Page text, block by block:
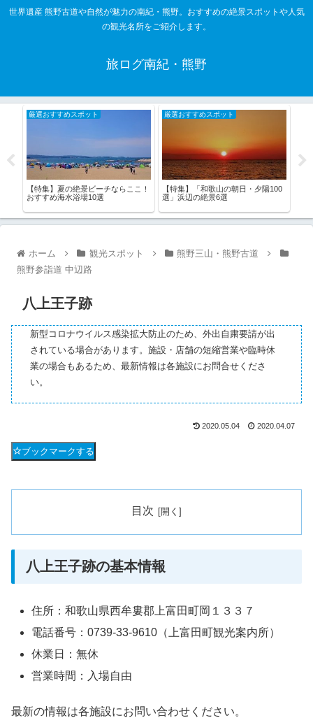
世界遺産 熊野古道や自然が魅力の南紀・熊野。おすすめの絶景スポットや人気
の観光名所をご紹介します。
旅ログ南紀・熊野
厳選おすすめスポット
【特集】夏の絶景ビーチならここ！
おすすめ海水浴場10選
厳選おすすめスポット
【特集】「和歌山の朝日・夕陽100
選」浜辺の絶景6選
ホーム 観光スポット
熊野三山・熊野古道
熊野参詣道 中辺路
八上王子跡
新型コロナウイルス感染拡大防止のため、外出自粛要請が出
されている場合があります。施設・店舗の短縮営業や臨時休
業の場合もあるため、最新情報は各施設にお問合せくださ
い。
2020.05.04 2020.04.07
ブックマークする
目次
八上王子跡の基本情報
住所：和歌山県西牟婁郡上富田町岡１３３７
電話番号：0739-33-9610（上富田町観光案内所）
休業日：無休
営業時間：入場自由
最新の情報は各施設にお問い合わせください。